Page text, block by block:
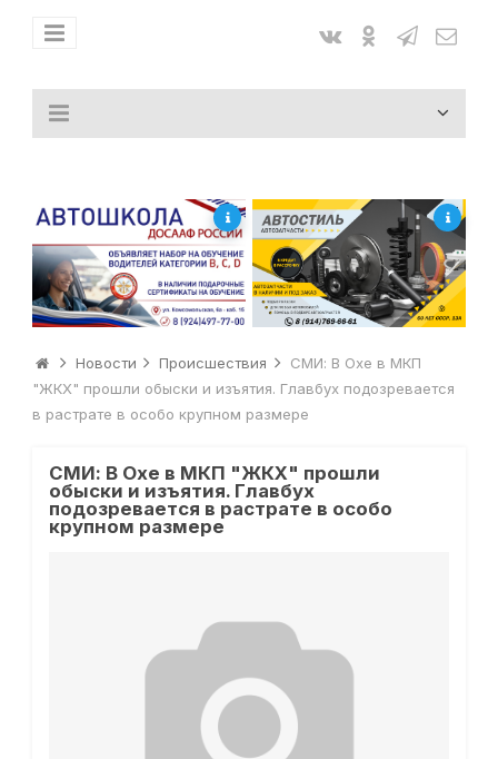
Новости Происшествия
СМИ: В Охе в МКП
"ЖКХ" прошли обыски и изъятия. Главбух подозревается
в растрате в особо крупном размере
СМИ: В Охе в МКП "ЖКХ" прошли
обыски и изъятия. Главбух
подозревается в растрате в особо
крупном размере